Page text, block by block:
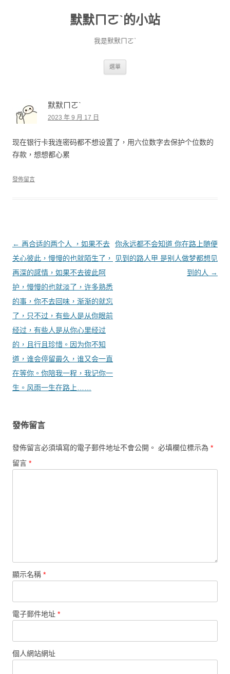
默默ㄇㄛˋ的小站
我是默默ㄇㄛˋ
選單
默默ㄇㄛˋ
2023 年 9 月 17 日
现在银行卡我连密码都不想设置了，用六位数字去保护个位数的
存款，想想都心累
發佈留言
文章導覽
← 再合适的两个人 ，如果不去
关心彼此，慢慢的也就陌生了，
再深的感情，如果不去彼此呵
护，慢慢的也就淡了，许多熟悉
的事，你不去回味，渐渐的就忘
了，只不过，有些人是从你眼前
经过，有些人是从你心里经过
的，且行且珍惜。因为你不知
道，谁会停留最久，谁又会一直
在等你。你陪我一程，我记你一
生。风雨一生在路上……
你永远都不会知道 你在路上随便
见到的路人甲 是别人做梦都想见
到的人 →
發佈留言
發佈留言必須填寫的電子郵件地址不會公開。 必填欄位標示為 *
留言 *
顯示名稱 *
電子郵件地址 *
個人網站網址